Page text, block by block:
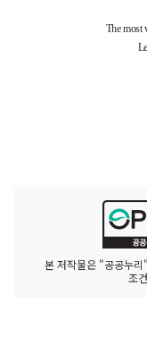
본 저작물은 "공공누리"
조